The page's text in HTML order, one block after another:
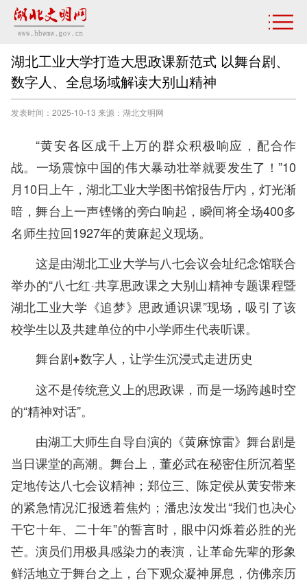
湖北工业大学打造大思政课新范式 以舞台剧、
数字人、全息场域解读大别山精神
发表时间：2025-10-13 来源：湖北文明网
“黄安各区成千上万的群众积极响应，配合作
战。一场震惊中国的伟大暴动壮举就要发生了！”10
月10日上午，湖北工业大学图书馆报告厅内，灯光渐
暗，舞台上一声铿锵的旁白响起，瞬间将全场400多
名师生拉回1927年的黄麻起义现场。
这是由湖北工业大学与八七会议会址纪念馆联合
举办的“八七红·共享思政课之大别山精神专题课程暨
湖北工业大学《追梦》思政通识课”现场，吸引了该
校学生以及共建单位的中小学师生代表听课。
舞台剧+数字人，让学生沉浸式走进历史
这不是传统意义上的思政课，而是一场跨越时空
的“精神对话”。
由湖工大师生自导自演的《黄麻惊雷》舞台剧是
当日课堂的高潮。舞台上，董必武在秘密住所沉着坚
定地传达八七会议精神；郑位三、陈定侯从黄安带来
的紧急情况汇报透着焦灼；潘忠汝发出“我们也决心
干它十年、二十年”的誓言时，眼中闪烁着必胜的光
芒。演员们用极具感染力的表演，让革命先辈的形象
鲜活地立于舞台之上，台下观众凝神屏息，仿佛亲历